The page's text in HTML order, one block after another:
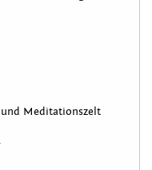
Meditationszelt